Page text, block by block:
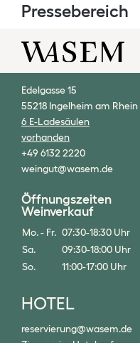
Pressebereich
WEIN
Edelgasse 15
55218 Ingelheim am Rhein
6 E-Ladesäulen
vorhanden
+49 6132 2220
weingut@wasem.de
Öffnungszeiten
Weinverkauf
Mo. - Fr. 07:30-18:30 Uhr
Sa.
09:30-18:00 Uhr
So.
11:00-17:00 Uhr
HOTEL
reservierung@wasem.de